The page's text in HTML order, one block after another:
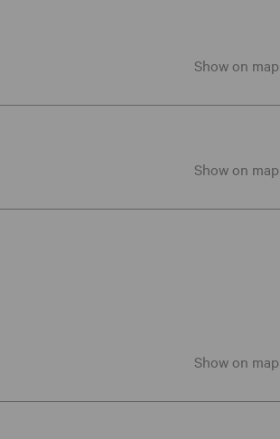
Show on map
Show on map
Show on map